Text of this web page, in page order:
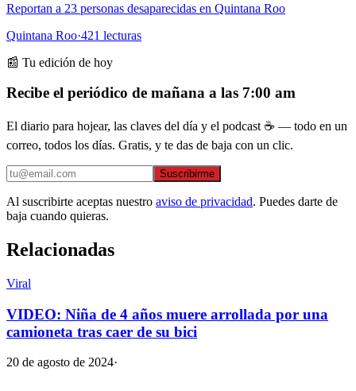
Reportan a 23 personas desaparecidas en Quintana Roo
Quintana Roo·421 lecturas
📰 Tu edición de hoy
Recibe el periódico de mañana a las 7:00 am
El diario para hojear, las claves del día y el podcast ☕ — todo en un
correo, todos los días. Gratis, y te das de baja con un clic.
Suscribirme
Al suscribirte aceptas nuestro aviso de privacidad. Puedes darte de
baja cuando quieras.
Relacionadas
Viral
VIDEO: Niña de 4 años muere arrollada por una
camioneta tras caer de su bici
20 de agosto de 2024·